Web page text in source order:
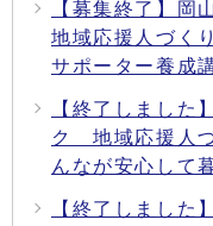
【募集終了】
地域応援人づく
サポーター養成
【終了しました
ク 地域応援人
んなが安心して
【終了しました